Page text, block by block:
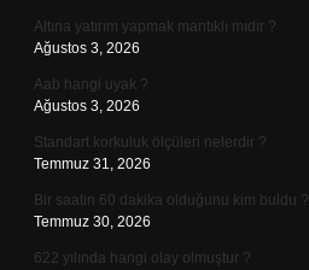
Altına yatırım yapmak mantıklı mıdır ?
Ağustos 3, 2026
Aab hangi uyak ?
Ağustos 3, 2026
Standart korkuluk ölçüleri nelerdir ?
Temmuz 31, 2026
Bir saatin 60 dakika olduğunu kim buldu ?
Temmuz 30, 2026
622 yılında hangi olay olmuştur ?